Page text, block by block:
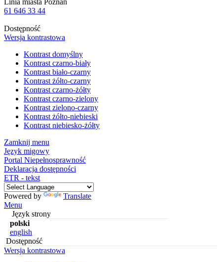
61 646 33 44
Dostępność
Wersja kontrastowa
Kontrast domyślny
Kontrast czarno-biały
Kontrast biało-czarny
Kontrast żółto-czarny
Kontrast czarno-żółty
Kontrast czarno-zielony
Kontrast zielono-czarny
Kontrast żółto-niebieski
Kontrast niebiesko-żółty
Zamknij menu
Język migowy
Portal Niepełnosprawność
Deklaracja dostępności
ETR - tekst
Powered by
Translate
Menu
Język strony
polski
english
Dostępność
Wersja kontrastowa